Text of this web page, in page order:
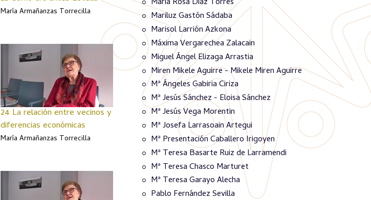
María Armañanzas Torrecilla
24 La relación entre vecinos y
diferencias económicas
María Armañanzas Torrecilla
María Rosa Díaz Torres
Mariluz Gastón Sádaba
Marisol Larrión Azkona
Máxima Vergarechea Zalacain
Miguel Ángel Elizaga Arrastia
Miren Mikele Aguirre - Mikele Miren Aguirre
Mª Ángeles Gabiria Ciriza
Mª Jesús Sánchez - Eloisa Sánchez
Mª Jesús Vega Morentin
Mª Josefa Larrasoain Artegui
Mª Presentación Caballero Irigoyen
Mª Teresa Basarte Ruiz de Larramendi
Mª Teresa Chasco Marturet
Mª Teresa Garayo Alecha
Pablo Fernández Sevilla